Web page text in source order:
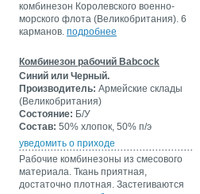
комбинезон Королевского военно-
морского флота (Великобритания). 6
карманов. подробнее
Комбинезон рабочий Babcock
Синий или Черный.
Производитель: Армейские склады
(Великобритания)
Состояние: Б/У
Состав: 50% хлопок, 50% п/э
уведомить о приходе
Рабочие комбинезоны из смесового
материала. Ткань приятная,
достаточно плотная. Застегиваются